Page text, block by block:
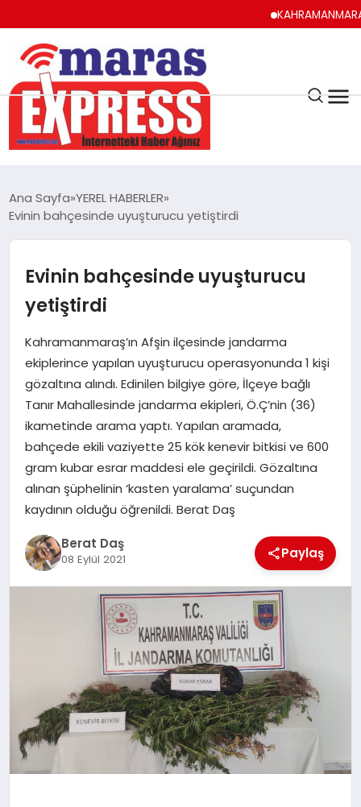
KAHRAMANMARAŞ
K.MARAŞ
ANDIRIN
ÇAĞLAYANCERİT
BİZE ULAŞIN
GÖKSUN
TÜRKOĞLU
PAZARCIK
KÜNYE
Ana Sayfa YEREL HABERLER
Evinin bahçesinde uyuşturucu yetiştirdi
Evinin bahçesinde uyuşturucu
yetiştirdi
Kahramanmaraş’ın Afşin ilçesinde jandarma
ekiplerince yapılan uyuşturucu operasyonunda 1 kişi
gözaltına alındı. Edinilen bilgiye göre, İlçeye bağlı
Tanır Mahallesinde jandarma ekipleri, Ö.Ç’nin (36)
ikametinde arama yaptı. Yapılan aramada,
bahçede ekili vaziyette 25 kök kenevir bitkisi ve 600
gram kubar esrar maddesi ele geçirildi. Gözaltına
alınan şüphelinin ‘kasten yaralama’ suçundan
kaydının olduğu öğrenildi. Berat Daş
Berat Daş
08 Eylül 2021 Paylaş